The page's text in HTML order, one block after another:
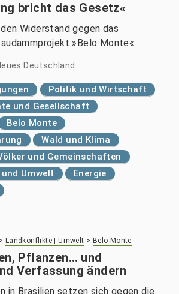
bricht das Gesetz«
Widerstand gegen das
»Belo Monte«.
Deutschland
Politik und Wirtschaft
und Gesellschaft
Belo Monte
Wald und Klima
und Gemeinschaften
Umwelt
Energie
> Landkonflikte | Umwelt > Belo Monte
Pflanzen… und
Verfassung ändern
in Brasilien setzen sich gegen die